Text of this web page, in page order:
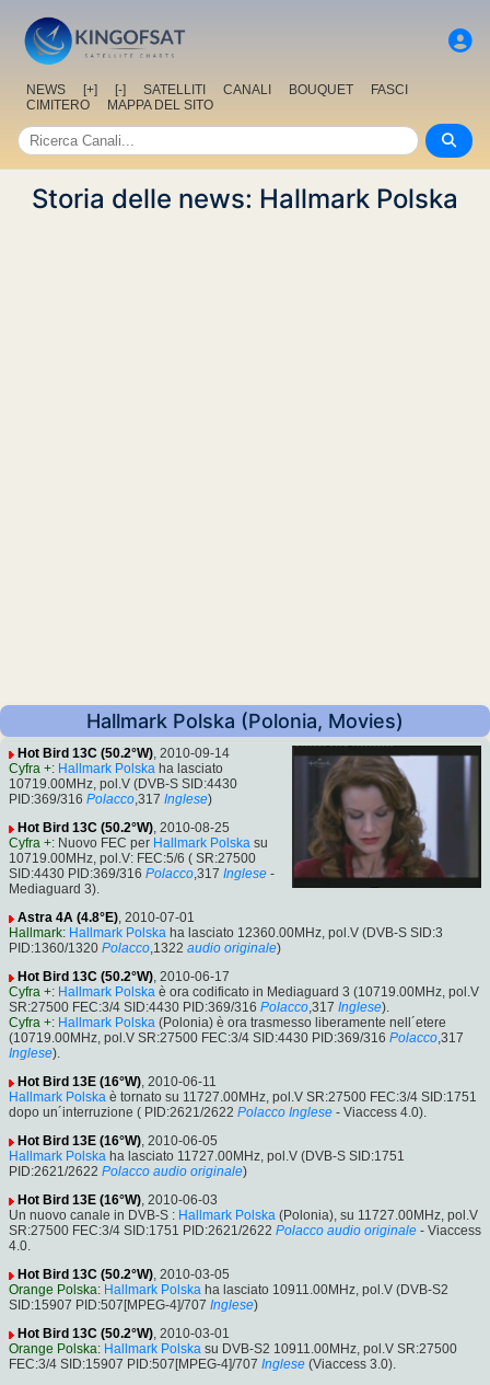
NEWS [+] [-] SATELLITI CANALI BOUQUET
FASCI
CIMITERO
MAPPA DEL SITO
Storia delle news: Hallmark Polska
Hallmark Polska (Polonia, Movies)
Hot Bird 13C (50.2°W), 2010-09-14
Cyfra +: Hallmark Polska ha lasciato
10719.00MHz, pol.V (DVB-S SID:4430
PID:369/316 Polacco,317 Inglese)
Hot Bird 13C (50.2°W), 2010-08-25
Cyfra +: Nuovo FEC per Hallmark Polska su
10719.00MHz, pol.V: FEC:5/6 ( SR:27500
SID:4430 PID:369/316 Polacco,317 Inglese -
Mediaguard 3).
Astra 4A (4.8°E), 2010-07-01
Hallmark: Hallmark Polska ha lasciato 12360.00MHz, pol.V (DVB-S SID:3
PID:1360/1320 Polacco,1322 audio originale)
Hot Bird 13C (50.2°W), 2010-06-17
Cyfra +: Hallmark Polska è ora codificato in Mediaguard 3 (10719.00MHz, pol.V
SR:27500 FEC:3/4 SID:4430 PID:369/316 Polacco,317 Inglese).
Cyfra +: Hallmark Polska (Polonia) è ora trasmesso liberamente nell´etere
(10719.00MHz, pol.V SR:27500 FEC:3/4 SID:4430 PID:369/316 Polacco,317
Inglese).
Hot Bird 13E (16°W), 2010-06-11
Hallmark Polska è tornato su 11727.00MHz, pol.V SR:27500 FEC:3/4 SID:1751
dopo un´interruzione ( PID:2621/2622 Polacco Inglese - Viaccess 4.0).
Hot Bird 13E (16°W), 2010-06-05
Hallmark Polska ha lasciato 11727.00MHz, pol.V (DVB-S SID:1751
PID:2621/2622 Polacco audio originale)
Hot Bird 13E (16°W), 2010-06-03
Un nuovo canale in DVB-S : Hallmark Polska (Polonia), su 11727.00MHz, pol.V
SR:27500 FEC:3/4 SID:1751 PID:2621/2622 Polacco audio originale - Viaccess
4.0.
Hot Bird 13C (50.2°W), 2010-03-05
Orange Polska: Hallmark Polska ha lasciato 10911.00MHz, pol.V (DVB-S2
SID:15907 PID:507[MPEG-4]/707 Inglese)
Hot Bird 13C (50.2°W), 2010-03-01
Orange Polska: Hallmark Polska su DVB-S2 10911.00MHz, pol.V SR:27500
FEC:3/4 SID:15907 PID:507[MPEG-4]/707 Inglese (Viaccess 3.0).